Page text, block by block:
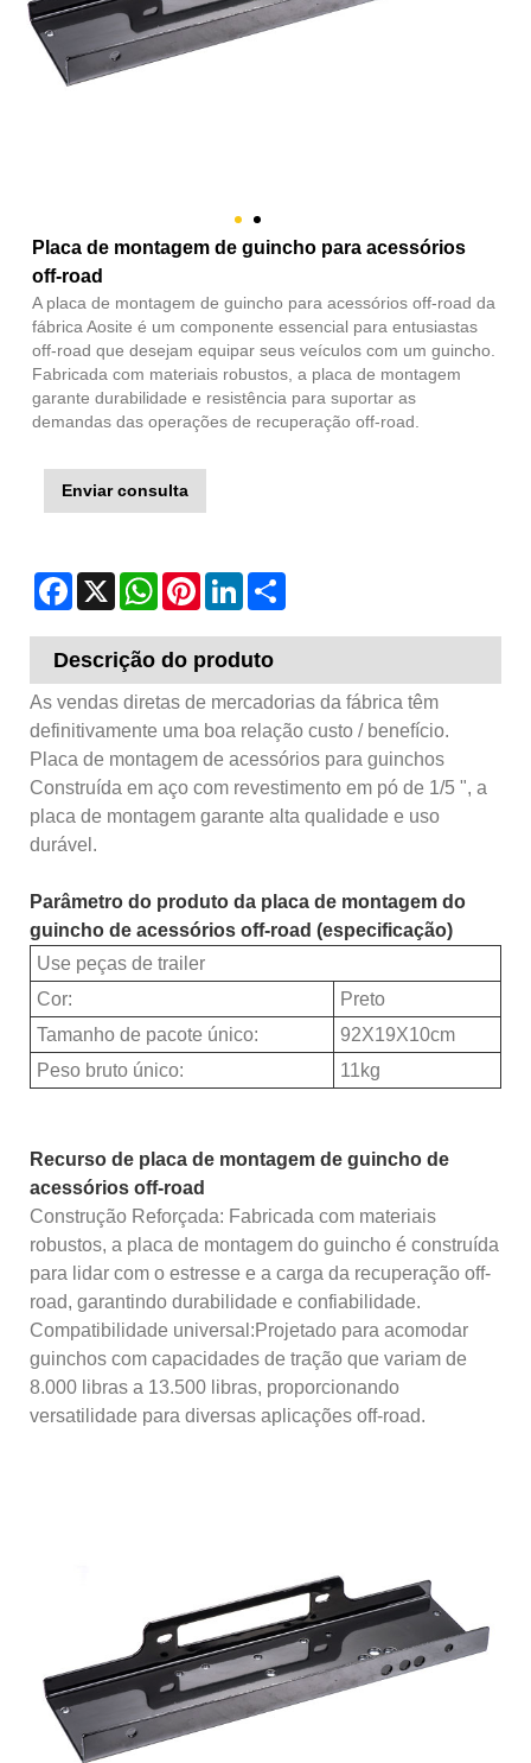
Placa de montagem de guincho para acessórios
off-road
A placa de montagem de guincho para acessórios off-road da
fábrica Aosite é um componente essencial para entusiastas
off-road que desejam equipar seus veículos com um guincho.
Fabricada com materiais robustos, a placa de montagem
garante durabilidade e resistência para suportar as
demandas das operações de recuperação off-road.
Enviar consulta
Facebook
X WhatsAppPinterestLinkedIn
Descrição do produto
As vendas diretas de mercadorias da fábrica têm
definitivamente uma boa relação custo / benefício.
Placa de montagem de acessórios para guinchos
Construída em aço com revestimento em pó de 1/5 ", a
placa de montagem garante alta qualidade e uso
durável.
Parâmetro do produto da placa de montagem do
guincho de acessórios off-road (especificação)
Use peças de trailer
Cor:
Preto
Tamanho de pacote único:
92X19X10cm
Peso bruto único:
11kg
Recurso de placa de montagem de guincho de
acessórios off-road
Construção Reforçada: Fabricada com materiais
robustos, a placa de montagem do guincho é construída
para lidar com o estresse e a carga da recuperação off-
road, garantindo durabilidade e confiabilidade.
Compatibilidade universal:Projetado para acomodar
guinchos com capacidades de tração que variam de
8.000 libras a 13.500 libras, proporcionando
versatilidade para diversas aplicações off-road.